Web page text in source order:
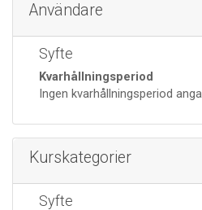
Användare
Syfte
Kvarhållningsperiod
Ingen kvarhållningsperiod
Kurskategorier
Syfte